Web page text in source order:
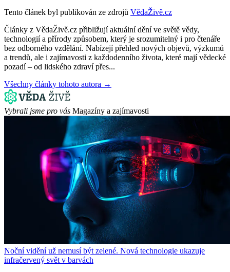
Tento článek byl publikován ze zdrojů VědaŽivě.cz
Články z VědaŽivě.cz přibližují aktuální dění ve světě vědy,
technologií a přírody způsobem, který je srozumitelný i pro čtenáře
bez odborného vzdělání. Nabízejí přehled nových objevů, výzkumů
a trendů, ale i zajímavosti z každodenního života, které mají vědecké
pozadí – od lidského zdraví přes...
Všechny články tohoto autora →
Vybrali jsme pro vás Magazíny a zajímavosti
Noční vidění už nemusí být zelené. Nová technologie ukazuje
infračervený svět v barvách